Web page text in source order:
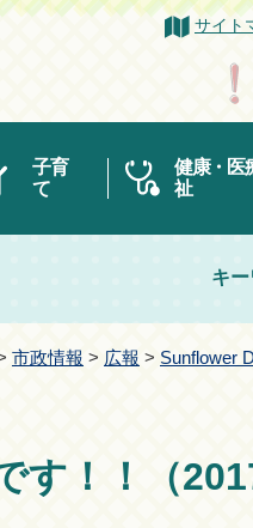
サイト
子育
て
健康・医
祉
キ
市政情報 > 広報 > Sunflower
す！！（